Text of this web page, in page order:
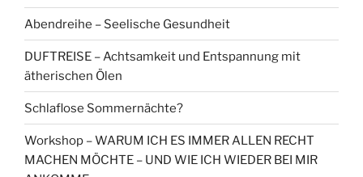
Abendreihe – Seelische Gesundheit
DUFTREISE – Achtsamkeit und Entspannung mit
ätherischen Ölen
Schlaflose Sommernächte?
Workshop – WARUM ICH ES IMMER ALLEN RECHT
MACHEN MÖCHTE – UND WIE ICH WIEDER BEI MIR